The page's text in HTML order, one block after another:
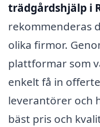
trädgårdshjälp i
rekommenderas
olika firmor.
plattformar som
enkelt få in
leverantörer och
bäst pris och